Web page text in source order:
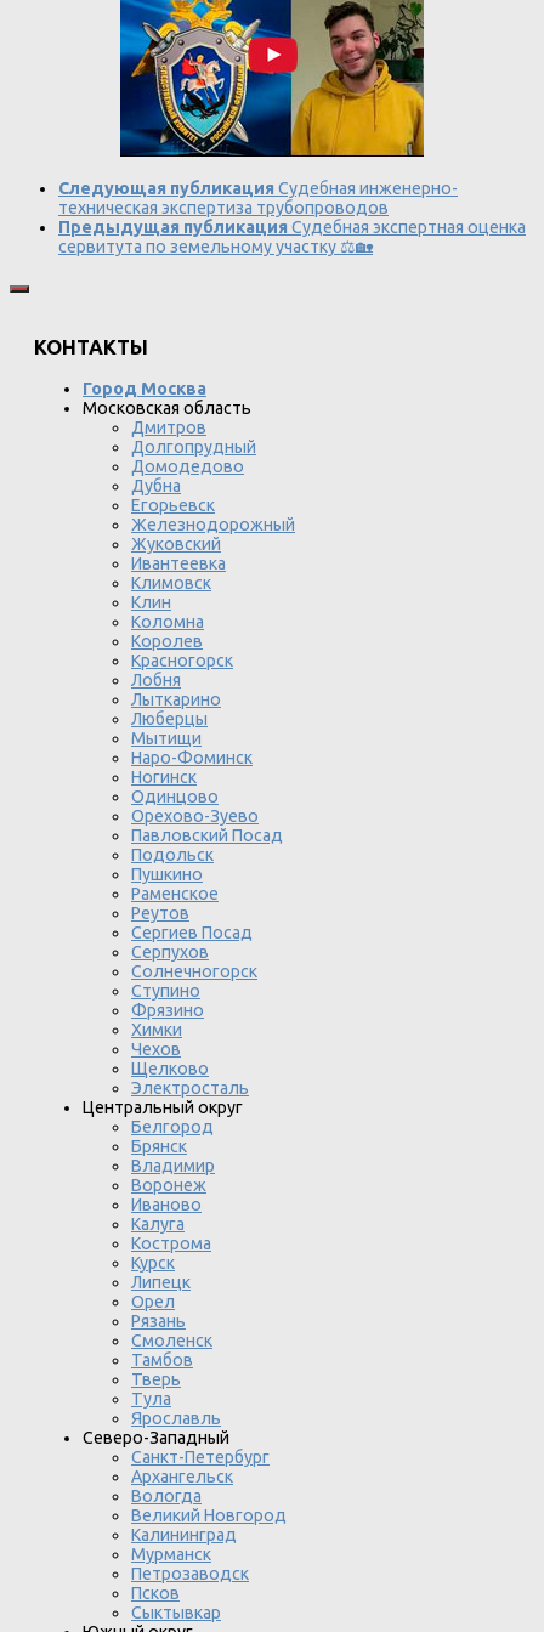
Следующая публикация Судебная инженерно-
техническая экспертиза трубопроводов
Предыдущая публикация Судебная экспертная оценка
сервитута по земельному участку ⚖️🏡
КОНТАКТЫ
Город Москва
Московская область
Дмитров
Долгопрудный
Домодедово
Дубна
Егорьевск
Железнодорожный
Жуковский
Ивантеевка
Климовск
Клин
Коломна
Королев
Красногорск
Лобня
Лыткарино
Люберцы
Мытищи
Наро-Фоминск
Ногинск
Одинцово
Орехово-Зуево
Павловский Посад
Подольск
Пушкино
Раменское
Реутов
Сергиев Посад
Серпухов
Солнечногорск
Ступино
Фрязино
Химки
Чехов
Щелково
Электросталь
Центральный округ
Белгород
Брянск
Владимир
Воронеж
Иваново
Калуга
Кострома
Курск
Липецк
Орел
Рязань
Смоленск
Тамбов
Тверь
Тула
Ярославль
Северо-Западный
Санкт-Петербург
Архангельск
Вологда
Великий Новгород
Калининград
Мурманск
Петрозаводск
Псков
Сыктывкар